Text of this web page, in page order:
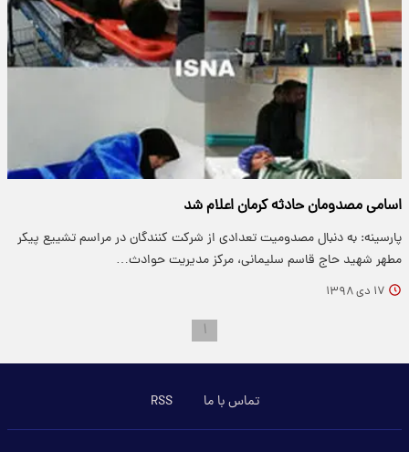
اسامی مصدومان حادثه کرمان اعلام شد
پارسینه: به دنبال مصدومیت تعدادی از شرکت کنندگان در مراسم تشییع پیکر
مطهر شهید حاج قاسم سلیمانی، مرکز مدیریت حوادث…
۱۷ دی ۱۳۹۸
۱
تماس با ما RSS